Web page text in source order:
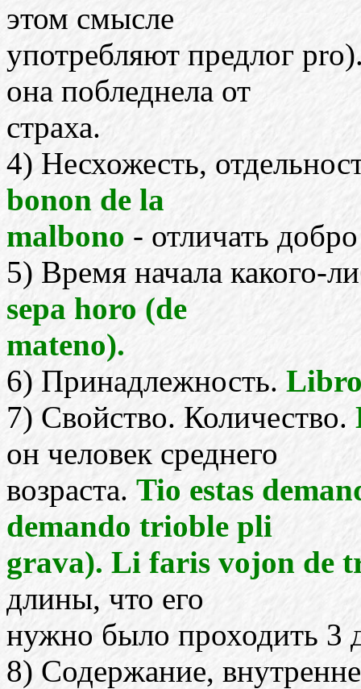
этом смысле
употребляют предлог
она побледнела от
страха.
4) Несхожесть,
bonon de la
malbono - отличать
5) Время начала какого-
sepa horo (de
mateno).
6) Принадлежность.
7) Свойство. Количество.
он человек среднего
возраста. Tio estas
demando trioble pli
grava). Li faris vojon de
длины, что его
нужно было проходить 3
8) Содержание,